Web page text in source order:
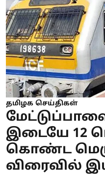
தமிழக செய்திகள்
இடையே 12
கொண்ட
விரைவில்